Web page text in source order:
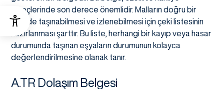
süreçlerinde son derece önemlidir. Malların doğru bir
şekilde taşınabilmesi ve izlenebilmesi için çeki listesinin
hazırlanması şarttır. Bu liste, herhangi bir kayıp veya hasar
durumunda taşınan eşyaların durumunun kolayca
değerlendirilmesine olanak tanır.
A.TR Dolaşım Belgesi